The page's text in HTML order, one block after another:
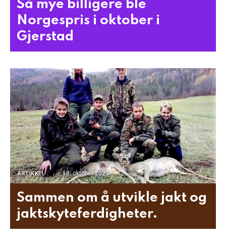
Så mye billigere ble
Norgespris i oktober i
Gjerstad
ARTIKKEL 18. oktober 2025
Sammen om å utvikle jakt og
jaktskyteferdigheter.